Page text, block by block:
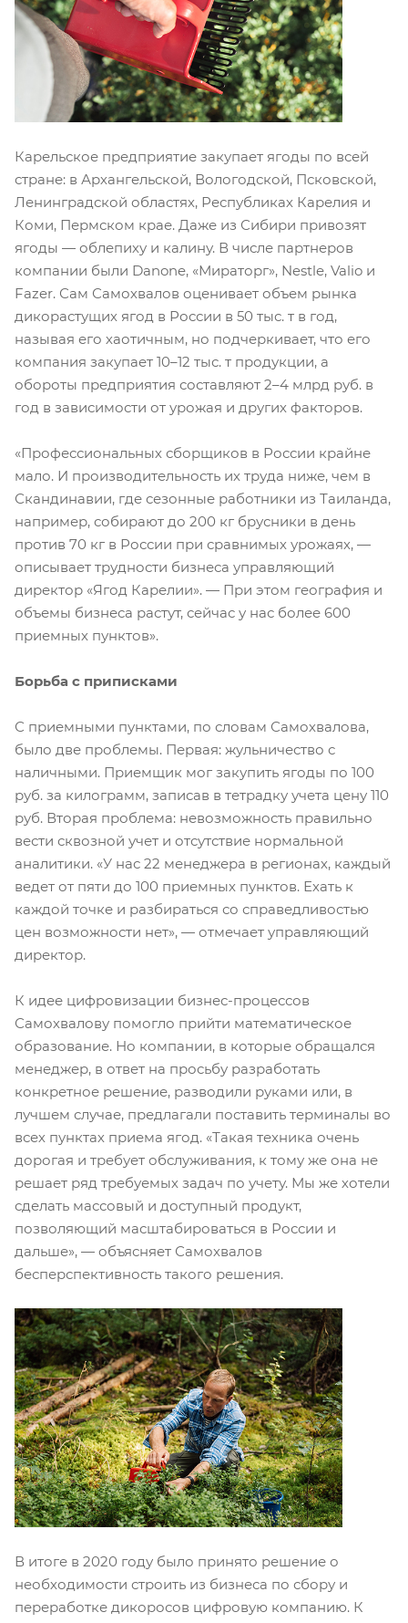
Карельское предприятие закупает ягоды по всей
стране: в Архангельской, Вологодской, Псковской,
Ленинградской областях, Республиках Карелия и
Коми, Пермском крае. Даже из Сибири привозят
ягоды — облепиху и калину. В числе партнеров
компании были Danone, «Мираторг», Nestle, Valio и
Fazer. Сам Самохвалов оценивает объем рынка
дикорастущих ягод в России в 50 тыс. т в год,
называя его хаотичным, но подчеркивает, что его
компания закупает 10–12 тыс. т продукции, а
обороты предприятия составляют 2–4 млрд руб. в
год в зависимости от урожая и других факторов.
«Профессиональных сборщиков в России крайне
мало. И производительность их труда ниже, чем в
Скандинавии, где сезонные работники из Таиланда,
например, собирают до 200 кг брусники в день
против 70 кг в России при сравнимых урожаях, —
описывает трудности бизнеса управляющий
директор «Ягод Карелии». — При этом география и
объемы бизнеса растут, сейчас у нас более 600
приемных пунктов».
Борьба с приписками
С приемными пунктами, по словам Самохвалова,
было две проблемы. Первая: жульничество с
наличными. Приемщик мог закупить ягоды по 100
руб. за килограмм, записав в тетрадку учета цену 110
руб. Вторая проблема: невозможность правильно
вести сквозной учет и отсутствие нормальной
аналитики. «У нас 22 менеджера в регионах, каждый
ведет от пяти до 100 приемных пунктов. Ехать к
каждой точке и разбираться со справедливостью
цен возможности нет», — отмечает управляющий
директор.
К идее цифровизации бизнес-процессов
Самохвалову помогло прийти математическое
образование. Но компании, в которые обращался
менеджер, в ответ на просьбу разработать
конкретное решение, разводили руками или, в
лучшем случае, предлагали поставить терминалы во
всех пунктах приема ягод. «Такая техника очень
дорогая и требует обслуживания, к тому же она не
решает ряд требуемых задач по учету. Мы же хотели
сделать массовый и доступный продукт,
позволяющий масштабироваться в России и
дальше», — объясняет Самохвалов
бесперспективность такого решения.
В итоге в 2020 году было принято решение о
необходимости строить из бизнеса по сбору и
переработке дикоросов цифровую компанию. К